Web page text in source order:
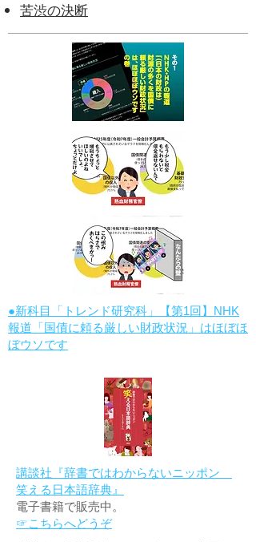
苦渋の決断
●新科目「トレンド研究科」【第1回】NHK
報道「国債に頼る厳しい財政状況」はほぼほ
ぼウソです
講談社『辞書ではわからないニッポン
笑える日本語辞典』
電子書籍で販売中。
☞こちらへどうぞ